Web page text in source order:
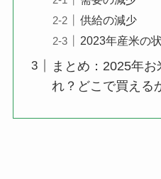
供給の減少
2023年産米の
まとめ：2025年
れ？どこで買える